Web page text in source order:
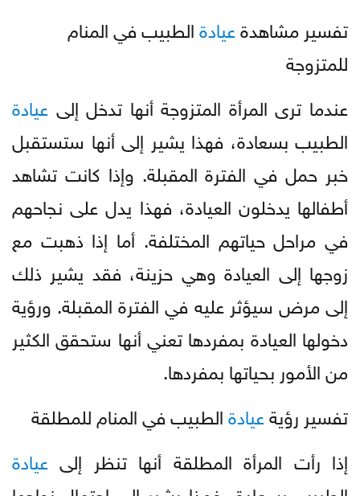
تفسير مشاهدةعيادةالطبيب في المنام
للمتزوجة
عندما ترى المرأة المتزوجة أنها تدخل إلى عيادة
الطبيب بسعادة، فهذا يشير إلى أنها ستستقبل
خبر حمل في الفترة المقبلة. وإذا كانت تشاهد
أطفالها يدخلون العيادة، فهذا يدل على نجاحهم
في مراحل حياتهم المختلفة. أما إذا ذهبت مع
زوجها إلى العيادة وهي حزينة، فقد يشير ذلك
إلى مرض سيؤثر عليه في الفترة المقبلة. ورؤية
دخولها العيادة بمفردها تعني أنها ستحقق الكثير
من الأمور بحياتها بمفردها.
تفسير رؤيةعيادةالطبيب في المنام للمطلقة
إذا رأت المرأة المطلقة أنها تنظر إلى عيادة